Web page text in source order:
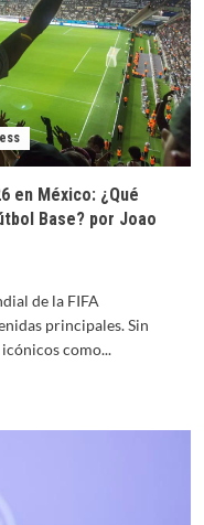
en México: ¿Qué
Base? por Joao
de la FIFA
principales. Sin
como...